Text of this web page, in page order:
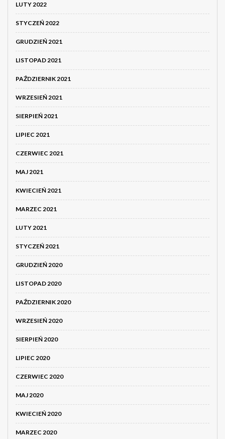
LUTY 2022
STYCZEŃ 2022
GRUDZIEŃ 2021
LISTOPAD 2021
PAŹDZIERNIK 2021
WRZESIEŃ 2021
SIERPIEŃ 2021
LIPIEC 2021
CZERWIEC 2021
MAJ 2021
KWIECIEŃ 2021
MARZEC 2021
LUTY 2021
STYCZEŃ 2021
GRUDZIEŃ 2020
LISTOPAD 2020
PAŹDZIERNIK 2020
WRZESIEŃ 2020
SIERPIEŃ 2020
LIPIEC 2020
CZERWIEC 2020
MAJ 2020
KWIECIEŃ 2020
MARZEC 2020